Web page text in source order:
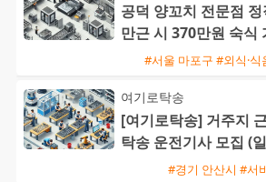
공덕 양꼬치 전문점
만근 시 370만원 숙식
#서울 마포구 #외식·
여기로탁송
[여기로탁송] 거주지
탁송 운전기사 모집 (
및 외국인 가능)
#경기 안산시 #서